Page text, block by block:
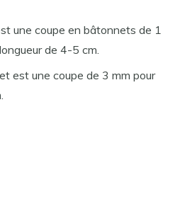
une coupe en bâtonnets de 1
de 4-5 cm.
est une coupe de 3 mm pour